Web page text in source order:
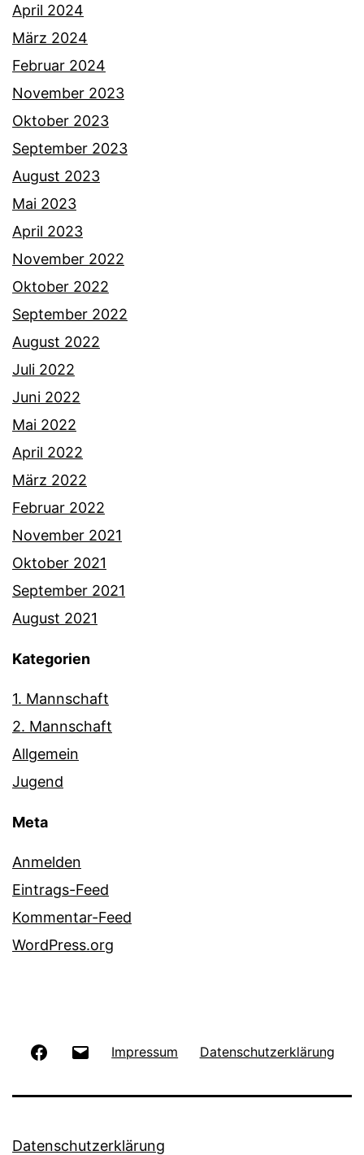
April 2024
März 2024
Februar 2024
November 2023
Oktober 2023
September 2023
August 2023
Mai 2023
April 2023
November 2022
Oktober 2022
September 2022
August 2022
Juli 2022
Juni 2022
Mai 2022
April 2022
März 2022
Februar 2022
November 2021
Oktober 2021
September 2021
August 2021
Kategorien
1. Mannschaft
2. Mannschaft
Allgemein
Jugend
Meta
Anmelden
Eintrags-Feed
Kommentar-Feed
WordPress.org
Facebook Impressum Datenschutzerklärung
Datenschutzerklärung